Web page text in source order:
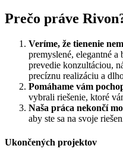
Prečo práve
Veríme, že tienenie
premyslené, elegantné a
prevedie konzultáciou,
precíznu realizáciu a
Pomáhame vám
vybrali riešenie, ktoré
Naša práca nekončí
aby ste sa na svoje
Ukončených projektov